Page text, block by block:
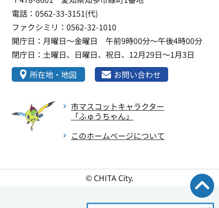
電話：0562-33-3151(代)
ファクシミリ：0562-32-1010
開庁日：月曜日～金曜日 午前9時00分～午後4時00分
閉庁日：土曜日、日曜日、祝日、12月29日～1月3日
所在地・地図
お問い合わせ
市マスコットキャラクター
「ふゅうちゃん」
このホームページについて
© CHITA City.